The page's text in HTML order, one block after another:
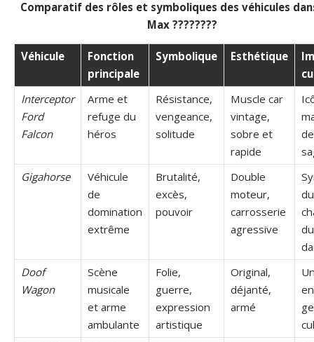
Comparatif des rôles et symboliques des véhicules
Max ????????
Véhicule
Fonction
principale
Symbolique Esthétique
Interceptor
Ford
Falcon
Arme et
refuge du
héros
Résistance,
vengeance,
solitude
Muscle car
vintage,
sobre et
rapide
Gigahorse
Véhicule
de
domination
extrême
Brutalité,
excès,
pouvoir
Double
moteur,
carrosserie
agressive
du
du
Doof
Wagon
Scène
musicale
et arme
ambulante
Folie,
guerre,
expression
artistique
Original,
déjanté,
armé